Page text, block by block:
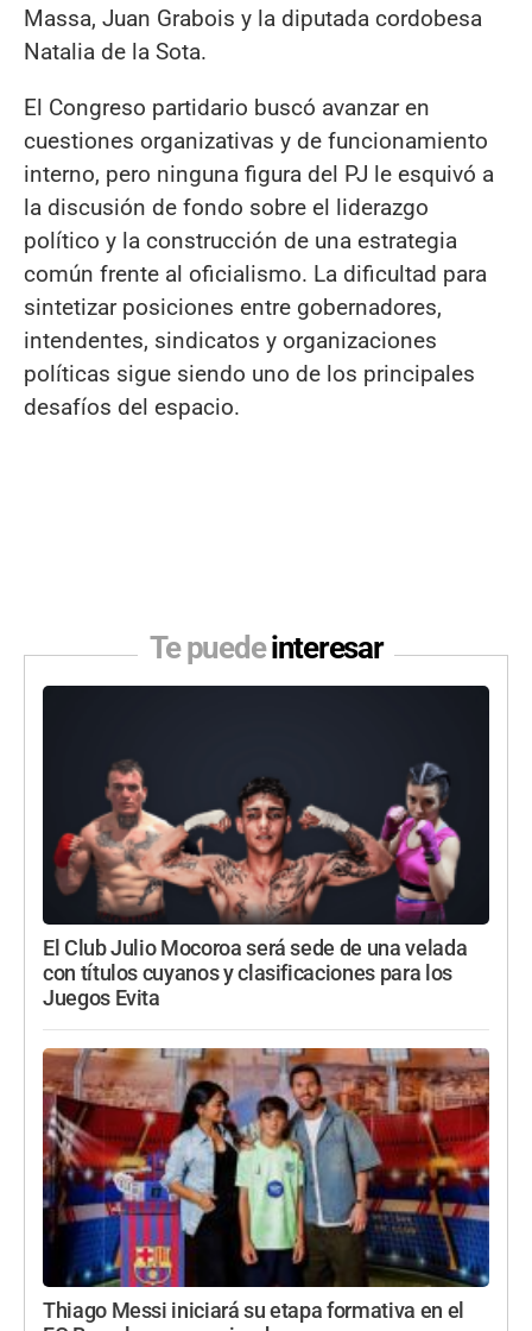
Massa, Juan Grabois y la diputada cordobesa
Natalia de la Sota.
El Congreso partidario buscó avanzar en
cuestiones organizativas y de funcionamiento
interno, pero ninguna figura del PJ le esquivó a
la discusión de fondo sobre el liderazgo
político y la construcción de una estrategia
común frente al oficialismo. La dificultad para
sintetizar posiciones entre gobernadores,
intendentes, sindicatos y organizaciones
políticas sigue siendo uno de los principales
desafíos del espacio.
Te puedeinteresar
El Club Julio Mocoroa será sede de una velada
con títulos cuyanos y clasificaciones para los
Juegos Evita
Thiago Messi iniciará su etapa formativa en el